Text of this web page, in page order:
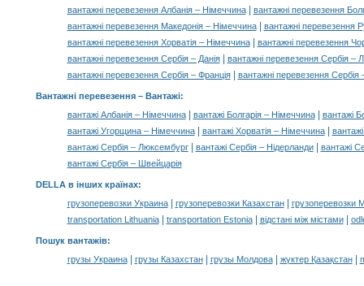
вантажні перевезення Албанія – Німеччина|
вантажні перевезення
вантажні перевезення Македонія – Німеччина|
вантажні перевезення
вантажні перевезення Хорватія – Німеччина|
вантажні перевезення
вантажні перевезення Сербія – Данія|
вантажні перевезення Сербія –
вантажні перевезення Сербія – Франція| вантажні перевезення Сербія
Вантажні перевезення – Вантажі:
вантажі Албанія – Німеччина| вантажі Болгарія – Німеччина|
вантажі
вантажі Угорщина – Німеччина| вантажі Хорватія – Німеччина|
вантажі Сербія – Люксембург| вантажі Сербія – Нідерланди|
вантажі
вантажі Сербія – Швейцарія
DELLA в інших країнах:
грузоперевозки Украина| грузоперевозки Казахстан|
грузоперевозки
transportation Lithuania| transportation Estonia| відстані між містами|
Пошук вантажів:
грузы Украина| грузы Казахстан| грузы Молдова| жүктер Қазақстан|